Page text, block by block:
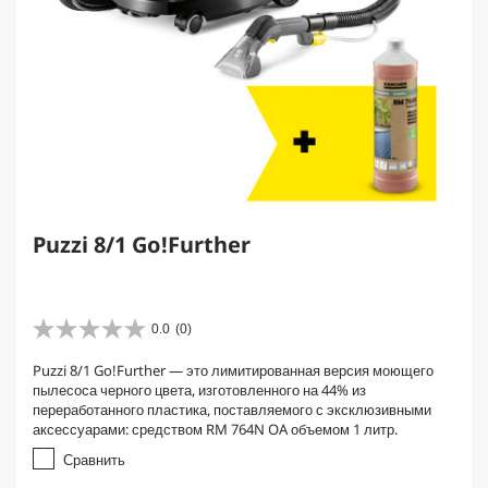
Puzzi 8/1 Go!Further
0.0 (0)
0
0
и
з
5
в
Puzzi 8/1 Go!Further — это лимитированная версия моющего
пылесоса черного цвета, изготовленного на 44% из
переработанного пластика, поставляемого с эксклюзивными
аксессуарами: средством RM 764N OA объемом 1 литр.
Сравнить